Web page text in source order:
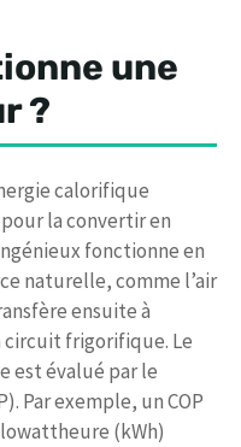
une
?
calorifique
la convertir en
fonctionne en
naturelle, comme l’air
ensuite à
circuit frigorifique. Le
est évalué par le
Par exemple, un COP
(kWh)